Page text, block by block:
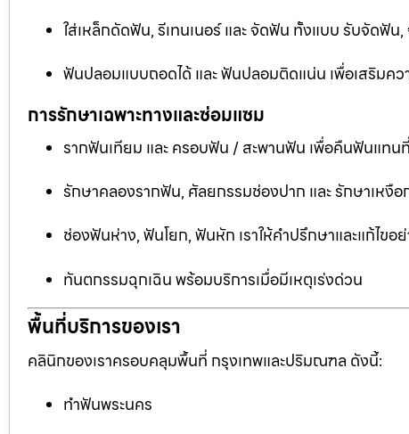
ใส่เหล็กดัดฟัน, รีเทนเนอร์ และ จัดฟัน ทั้งแบบ รับจัดฟั
ฟันปลอมแบบถอดได้ และ ฟันปลอมติดแน่น เพื่อเสริมคว
การรักษาเฉพาะทางและซ่อมแซม
รากฟันเทียม และ ครอบฟัน / สะพานฟัน เพื่อคืนฟันแท
รักษาคลองรากฟัน, ศัลยกรรมช่องปาก และ รักษาเหงือ
ช่องฟันห่าง, ฟันโยก, ฟันหัก เราให้คำปรึกษาและแก้ไขอ
ทันตกรรมฉุกเฉิน พร้อมบริการเมื่อมีเหตุเร่งด่วน
พื้นที่บริการของเรา
คลินิกของเราครอบคลุมพื้นที่ กรุงเทพและปริมณฑล ดังนี้:
ทำฟันพระนคร